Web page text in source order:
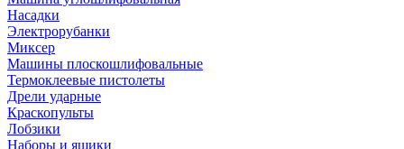
Насадки
Электрорубанки
Миксер
Машины плоскошлифовальные
Термоклеевые пистолеты
Дрели ударные
Краскопульты
Лобзики
Наборы и ящики